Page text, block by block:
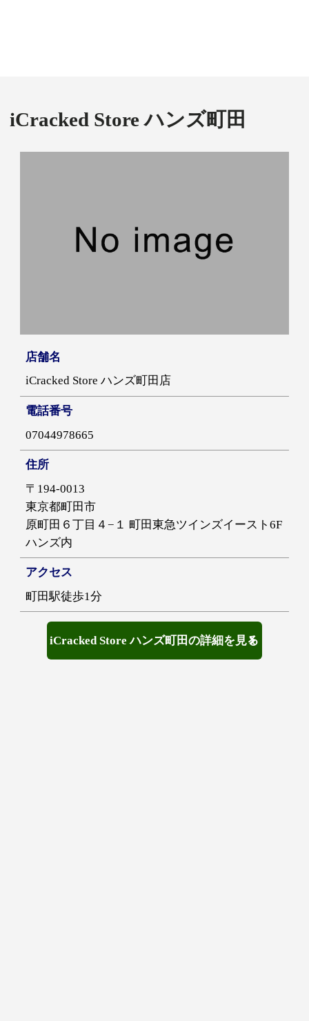
iCracked Store ハンズ町田
店舗名
iCracked Store ハンズ町田店
電話番号
07044978665
住所
〒194-0013
東京都町田市
原町田６丁目４−１ 町田東急ツインズイースト6F
ハンズ内
アクセス
町田駅徒歩1分
iCracked Store ハンズ町田の詳細を見る